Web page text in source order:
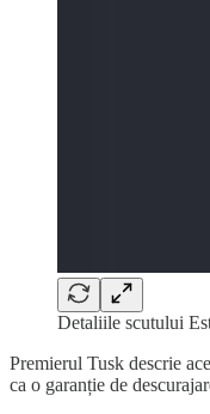
Detaliile scutului
Premierul Tusk descrie
ca o garanție de